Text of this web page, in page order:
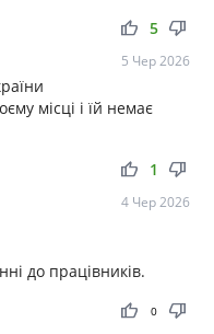
thumb_up thumb_down
5
5 Чер 2026
місці і їй немає
thumb_up thumb_down
1
4 Чер 2026
до працівників.
thumb_up thumb_down
0